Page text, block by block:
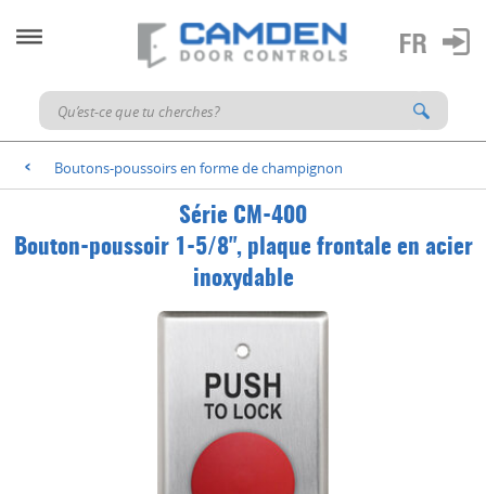
< Boutons-poussoirs en forme de champignon
Série CM-400
Bouton-poussoir 1-5/8", plaque frontale en acier
inoxydable